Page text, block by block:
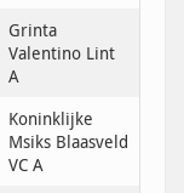
Grinta
Valentino Lint
A
Koninklijke
Msiks Blaasveld
VC A